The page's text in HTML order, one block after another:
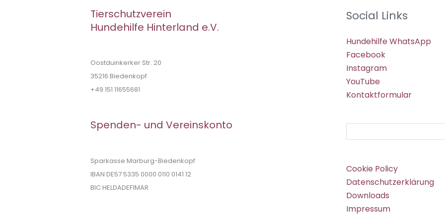
Tierschutzverein
Hundehilfe Hinterland e.V.
Oostduinkerker Str. 20
35216 Biedenkopf
+49 151 11655681
Spenden- und Vereinskonto
Sparkasse Marburg-Biedenkopf
IBAN DE57 5335 0000 0110 0141 12
BIC HELDADEF1MAR
Social Links
Hundehilfe WhatsApp
Facebook
Instagram
YouTube
Kontaktformular
Cookie Policy
Datenschutzerklärung
Downloads
Impressum